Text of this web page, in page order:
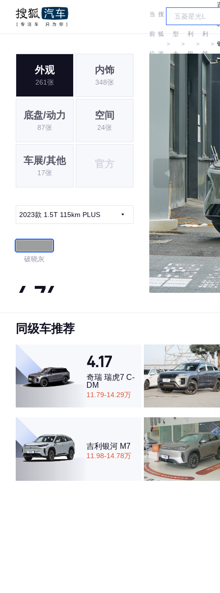
当
前
位
搜
狐
汽
＞
车
型
大
＞
吉
利
银
＞
吉
利
银
＞
外观
261张
内饰
348张
底盘/动力
87张
空间
24张
车展/其他
17张
官方
2023款 1.5T 115km PLUS
破晓灰
4.74
·外观表现一般，低于72%同级车
·空间表现较为优秀，优于50%同级车
同级车推荐
4.17
奇瑞 瑞虎7 C-
DM
11.79-14.29万
吉利银河 M7
11.98-14.78万